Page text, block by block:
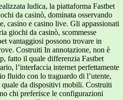
ludica, la piattaforma Fastbet
da casinò, dominata osservando
casino e casino live. Gli appassionati
giochi da casinò, scommesse
vantaggiosi possono trovare in
Costruiti In annotazione, non è
fatto il quale differenzia Fastbet
l’interfaccia internet perfettamente
fluido con lo traguardo di l’utente,
quale da dispositivi mobili. Costruiti
chi preferisce le configurazioni